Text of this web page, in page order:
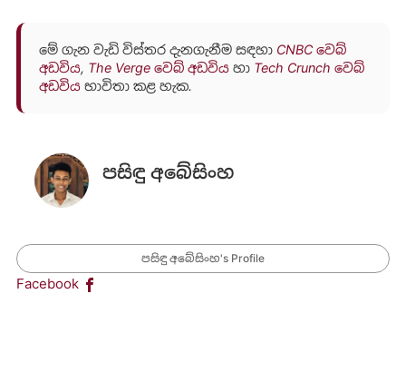
මේ ගැන වැඩි විස්තර දැනගැනීම සඳහා CNBC වෙබ්
අඩවිය, The Verge වෙබ් අඩවියහා Tech Crunch වෙබ්
අඩවියභාවිතා කළ හැක.
පසිඳු අබේසිංහ
පසිඳු අබේසිංහ's Profile
Facebook